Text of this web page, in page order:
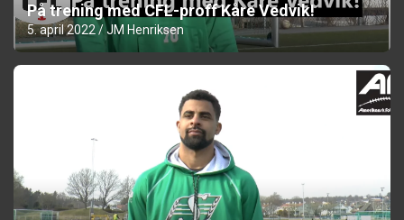
På trening med CFL-proff Kåre Vedvik!
5. april 2022 JM Henriksen